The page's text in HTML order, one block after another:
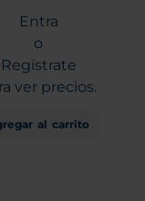
Entra
o
Regístrate
ver precios.
al carrito